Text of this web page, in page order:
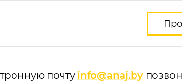
почту info@anaj.by